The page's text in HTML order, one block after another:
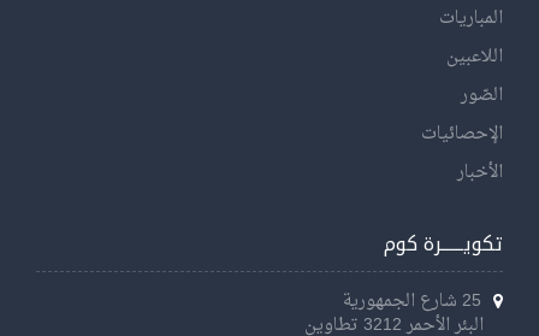
المباريات
اللاعبين
الصّور
الإحصائيات
الأخبار
تكويــــــرة كوم
25 شارع الجمهورية
البئر الأحمر 3212 تطاوين